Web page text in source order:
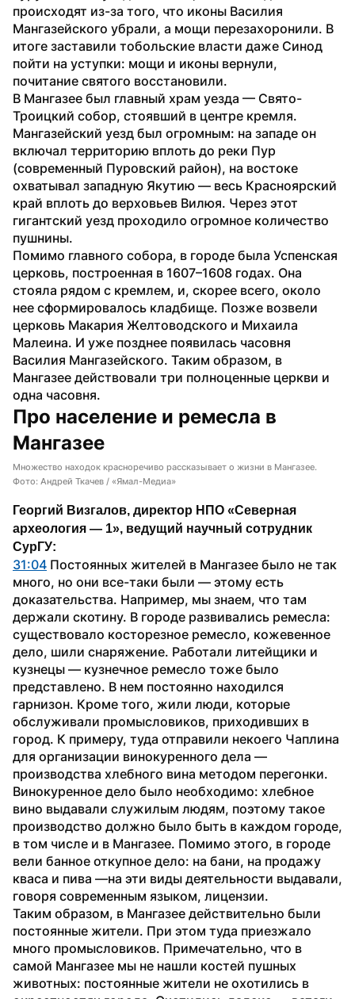
происходят из-за того, что иконы Василия
Мангазейского убрали, а мощи перезахоронили. В
итоге заставили тобольские власти даже Синод
пойти на уступки: мощи и иконы вернули,
почитание святого восстановили.
В Мангазее был главный храм уезда — Свято-
Троицкий собор, стоявший в центре кремля.
Мангазейский уезд был огромным: на западе он
включал территорию вплоть до реки Пур
(современный Пуровский район), на востоке
охватывал западную Якутию — весь Красноярский
край вплоть до верховьев Вилюя. Через этот
гигантский уезд проходило огромное количество
пушнины.
Помимо главного собора, в городе была Успенская
церковь, построенная в 1607–1608 годах. Она
стояла рядом с кремлем, и, скорее всего, около
нее сформировалось кладбище. Позже возвели
церковь Макария Желтоводского и Михаила
Малеина. И уже позднее появилась часовня
Василия Мангазейского. Таким образом, в
Мангазее действовали три полноценные церкви и
одна часовня.
Про население и ремесла в
Мангазее
Множество находок красноречиво рассказывает о жизни в Мангазее.
Фото: Андрей Ткачев / «Ямал-Медиа»
Георгий Визгалов, директор НПО «Северная
археология — 1», ведущий научный сотрудник
СурГУ:
31:04 Постоянных жителей в Мангазее было не так
много, но они все-таки были — этому есть
доказательства. Например, мы знаем, что там
держали скотину. В городе развивались ремесла:
существовало косторезное ремесло, кожевенное
дело, шили снаряжение. Работали литейщики и
кузнецы — кузнечное ремесло тоже было
представлено. В нем постоянно находился
гарнизон. Кроме того, жили люди, которые
обслуживали промысловиков, приходивших в
город. К примеру, туда отправили некоего Чаплина
для организации винокуренного дела —
производства хлебного вина методом перегонки.
Винокуренное дело было необходимо: хлебное
вино выдавали служилым людям, поэтому такое
производство должно было быть в каждом городе,
в том числе и в Мангазее. Помимо этого, в городе
вели банное откупное дело: на бани, на продажу
кваса и пива —на эти виды деятельности выдавали,
говоря современным языком, лицензии.
Таким образом, в Мангазее действительно были
постоянные жители. При этом туда приезжало
много промысловиков. Примечательно, что в
самой Мангазее мы не нашли костей пушных
животных: постоянные жители не охотились в